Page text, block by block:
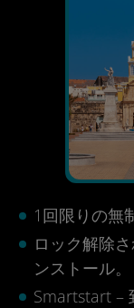
1回限りの無
ロック解除
ンストール。
Smartstart –